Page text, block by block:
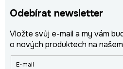
Odebírat newsletter
Vložte svůj e-mail a my vám
o nových produktech na
E-mail